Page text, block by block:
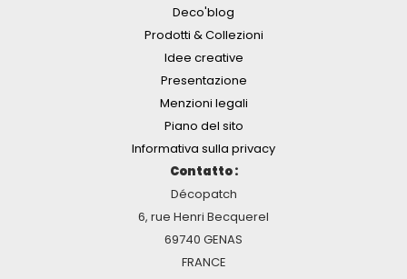
Deco'blog
Prodotti & Collezioni
Idee creative
Presentazione
Menzioni legali
Piano del sito
Informativa sulla privacy
Contatto :
Décopatch
6, rue Henri Becquerel
69740 GENAS
FRANCE